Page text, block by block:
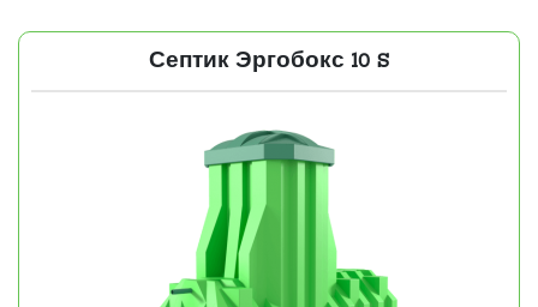
Септик Эргобокс 10 S